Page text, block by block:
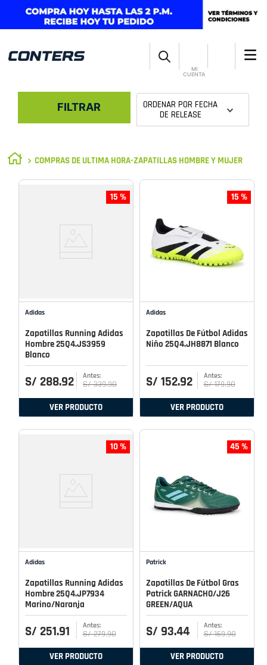
MI
CUENTA
FILTRAR ORDENAR POR FECHA
DE RELEASE
COMPRAS DE ULTIMA HORA-ZAPATILLAS HOMBRE Y MUJER
15 %
Adidas
Zapatillas Running Adidas
Hombre 25Q4.JS3959
Blanco
S/ 288.92 S/ 339.90
VER PRODUCTO
15 %
Adidas
Zapatillas De Fútbol Adidas
Niño 25Q4.JH8871 Blanco
S/ 152.92 S/ 179.90
VER PRODUCTO
10 %
Adidas
Zapatillas Running Adidas
Hombre 25Q4.JP7934
Marino/Naranja
S/ 251.91 S/ 279.90
VER PRODUCTO
45 %
Patrick
Zapatillas De Fútbol Gras
Patrick GARNACHO/J26
GREEN/AQUA
S/ 93.44 S/ 169.90
VER PRODUCTO